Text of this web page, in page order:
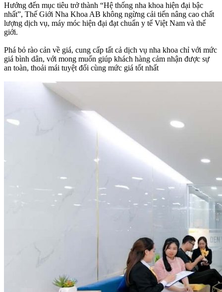
Hướng đến mục tiêu trở thành “Hệ thống nha khoa hiện đại bậc
nhất”, Thế Giới Nha Khoa AB không ngừng cải tiến nâng cao chất
lượng dịch vụ, máy móc hiện đại đạt chuẩn y tế Việt Nam và thế
giới.
Phá bỏ rào cản về giá, cung cấp tất cả dịch vụ nha khoa chỉ với mức
giá bình dân, với mong muốn giúp khách hàng cảm nhận được sự
an toàn, thoải mái tuyệt đối cùng mức giá tốt nhất